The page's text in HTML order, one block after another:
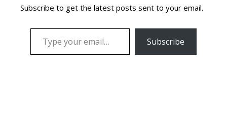
Subscribe to get the latest posts sent to your email.
Subscribe